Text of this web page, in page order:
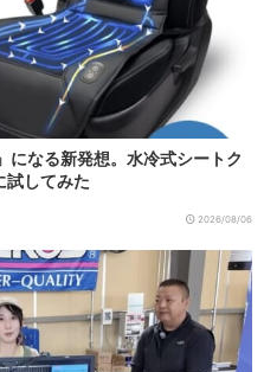
になる新発想。水冷式シートク
試してみた
2026/08/06